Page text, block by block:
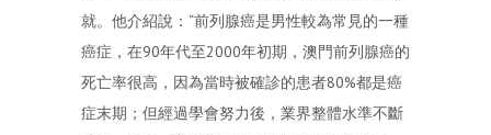
就。他介紹說：“前列腺癌是男性較為常見的一種
癌症，在90年代至2000年初期，澳門前列腺癌的
死亡率很高，因為當時被確診的患者80%都是癌
症末期；但經過學會努力後，業界整體水準不斷